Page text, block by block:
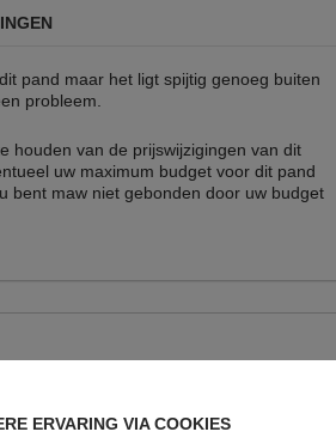
pand maar het ligt spijtig genoeg buiten
probleem.
houden van de prijswijzigingen van dit
uw maximum budget voor dit pand
bent maw niet gebonden door uw budget
ERVARING VIA COOKIES